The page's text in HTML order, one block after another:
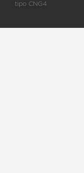
tipo CNG4